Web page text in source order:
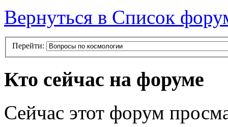
Вернуться в Список
Перейти:
Кто сейчас на форуме
Сейчас этот форум